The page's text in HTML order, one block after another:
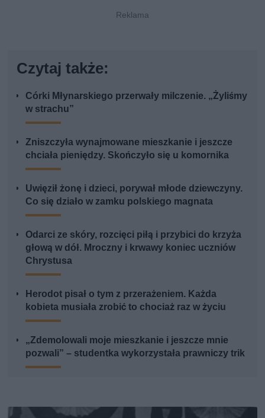
Czytaj także:
Córki Młynarskiego przerwały milczenie. „Żyliśmy
w strachu”
Zniszczyła wynajmowane mieszkanie i jeszcze
chciała pieniędzy. Skończyło się u komornika
Uwięził żonę i dzieci, porywał młode dziewczyny.
Co się działo w zamku polskiego magnata
Odarci ze skóry, rozcięci piłą i przybici do krzyża
głową w dół. Mroczny i krwawy koniec uczniów
Chrystusa
Herodot pisał o tym z przerażeniem. Każda
kobieta musiała zrobić to chociaż raz w życiu
„Zdemolowali moje mieszkanie i jeszcze mnie
pozwali” – studentka wykorzystała prawniczy trik